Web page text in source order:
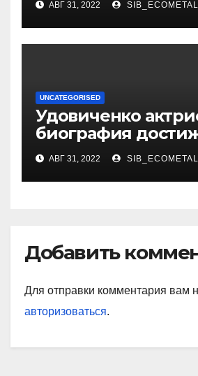
АВГ 31, 2022 SIB_ECOMETAL
UNCATEGORISED
Удовиченко
биография
интересные факты
АВГ 31, 2022 SIB_ECOMETAL
Добавить
Для отправки комментария вам
авторизоваться.